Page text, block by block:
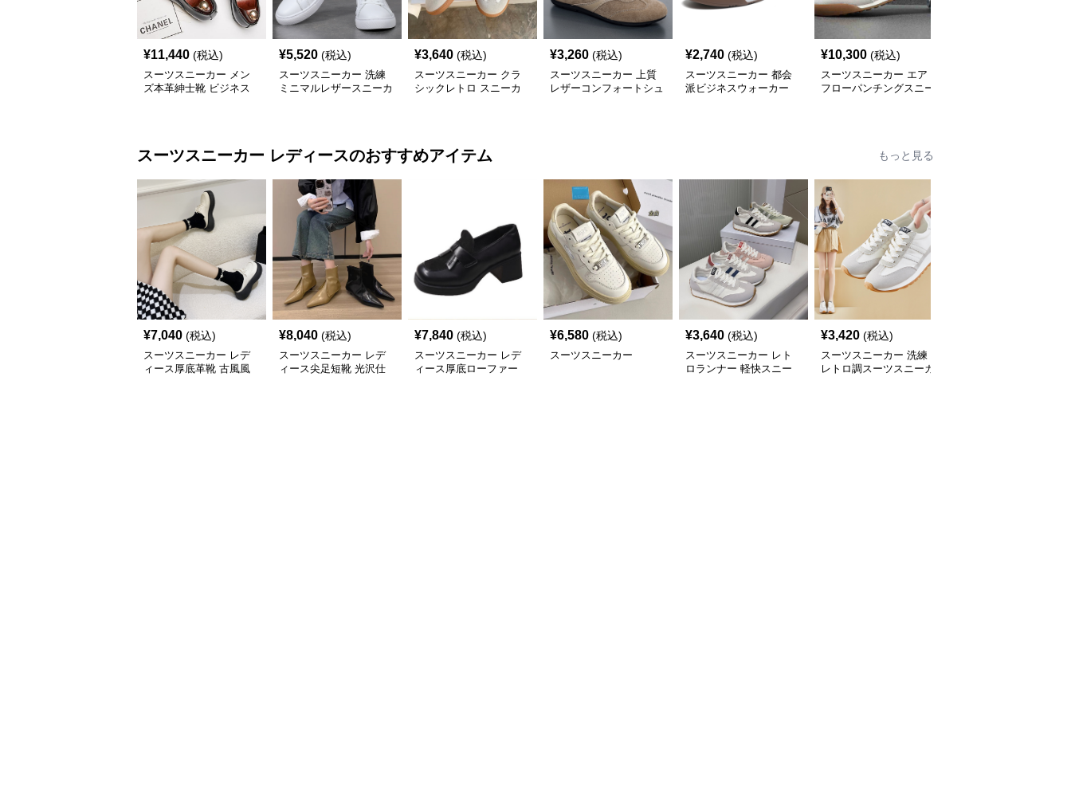
¥11,440 (税込)
スーツスニーカー メン
ズ本革紳士靴 ビジネス
¥5,520 (税込)
スーツスニーカー 洗練
ミニマルレザースニーカ
¥3,640 (税込)
スーツスニーカー クラ
シックレトロ スニーカ
¥3,260 (税込)
スーツスニーカー 上質
レザーコンフォートシュ
¥2,740 (税込)
スーツスニーカー 都会
派ビジネスウォーカー
¥10,300 (税込)
スーツスニーカー エア
フローパンチングスニー
スーツスニーカー レディースのおすすめアイテム もっと見る
¥7,040 (税込)
スーツスニーカー レデ
ィース厚底革靴 古風風
¥8,040 (税込)
スーツスニーカー レデ
ィース尖足短靴 光沢仕
¥7,840 (税込)
スーツスニーカー レデ
ィース厚底ローファー
¥6,580 (税込)
スーツスニーカー
¥3,640 (税込)
スーツスニーカー レト
ロランナー 軽快スニー
¥3,420 (税込)
スーツスニーカー 洗練
レトロ調スーツスニーカ